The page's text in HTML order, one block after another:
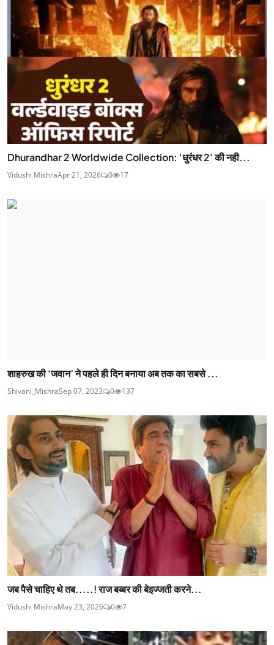
Dhurandhar 2 Worldwide Collection: 'धुरंधर 2' की नही...
Vidushi MishraApr 21, 2026 0 17
शाहरुख की ‘जवान’ ने पहले ही दिन बनाया अब तक का सबसे ...
Shivani_MishraSep 07, 2023 0 137
जब पैसे चाहिए थे तब.....! राज बब्बर की बेइज्जती करने...
Vidushi MishraMay 23, 2026 0 7